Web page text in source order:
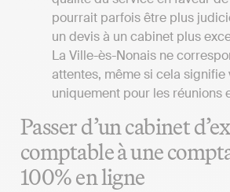
pourrait parfois être plus
un devis à un cabinet plus
La Ville-ès-Nonais ne
attentes, même si cela
uniquement pour les réunions
Passer d’un cabinet
comptable à une
100% en ligne